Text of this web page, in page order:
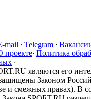
mail · Telegram ·
проекте· Политика
·
являются его
Законом
и смежных правах). В